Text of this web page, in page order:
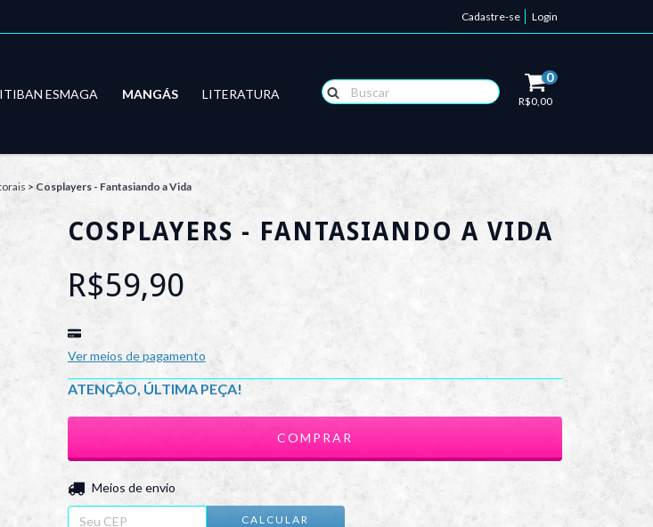
Cadastre-se Login
ITIBAN ESMAGA MANGÁS LITERATURA
0
R$0,00
> Cosplayers - Fantasiando a Vida
COSPLAYERS - FANTASIANDO A VIDA
R$59,90
Ver meios de pagamento
ATENÇÃO, ÚLTIMA PEÇA!
Entregas para o CEP:
Meios de envio
CALCULAR